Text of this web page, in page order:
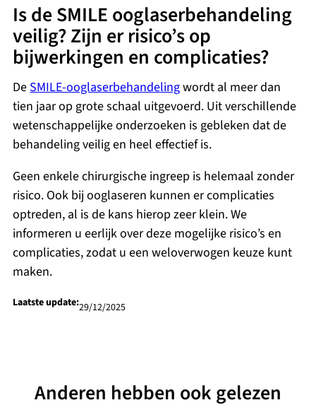
Is de SMILE ooglaserbehandeling
veilig? Zijn er risico’s op
bijwerkingen en complicaties?
De SMILE-ooglaserbehandelingwordt al meer dan
tien jaar op grote schaal uitgevoerd. Uit verschillende
wetenschappelijke onderzoeken is gebleken dat de
behandeling veilig en heel effectief is.
Geen enkele chirurgische ingreep is helemaal zonder
risico. Ook bij ooglaseren kunnen er complicaties
optreden, al is de kans hierop zeer klein. We
informeren u eerlijk over deze mogelijke risico’s en
complicaties, zodat u een weloverwogen keuze kunt
maken.
Laatste update:29/12/2025
Anderen hebben ook gelezen